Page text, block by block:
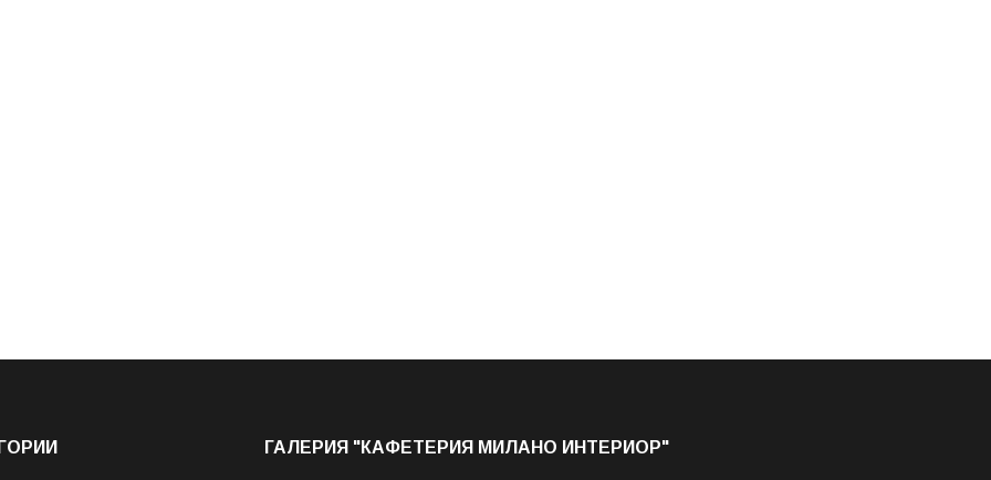
ГАЛЕРИЯ "КАФЕТЕРИЯ МИЛАНО ИНТЕРИОР"